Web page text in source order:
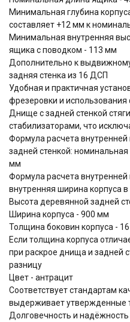
Минимальная глубина
составляет +12 мм к
Минимальная внутренняя
ящика с поводком - 113 мм
Дополнительно к
задняя стенка из 16 ДСП
Удобная и практичная
фрезеровки и использования
Днище с задней стенкой
стабилизаторами, что
Формула расчета
задней стенкой:
мм
Формула расчета
внутренняя ширина корпуса
Высота деревянной задней
Ширина корпуса - 900 мм
Толщина боковин корпуса -
Если толщина корпуса
при раскрое днища и задней
разницу
Цвет - антрацит
Соответствует стандартам
выдерживает утвержденные
Долговечность и